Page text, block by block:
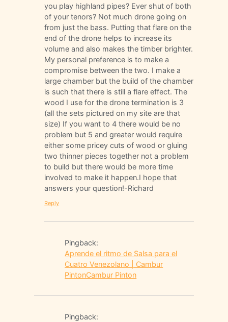
you play highland pipes? Ever shut of both
of your tenors? Not much drone going on
from just the bass. Putting that flare on the
end of the drone helps to increase its
volume and also makes the timber brighter.
My personal preference is to make a
compromise between the two. I make a
large chamber but the build of the chamber
is such that there is still a flare effect. The
wood I use for the drone termination is 3
(all the sets pictured on my site are that
size) If you want to 4 there would be no
problem but 5 and greater would require
either some pricey cuts of wood or gluing
two thinner pieces together not a problem
to build but there would be more time
involved to make it happen.I hope that
answers your question!-Richard
Reply
Pingback:
Aprende el ritmo de Salsa para el
Cuatro Venezolano | Cambur
PintonCambur Pinton
Pingback: